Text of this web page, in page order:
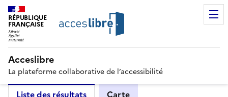
RÉPUBLIQUE
FRANÇAISE
Acceslibre
La plateforme collaborative de l’accessibilité
Liste des résultats Carte